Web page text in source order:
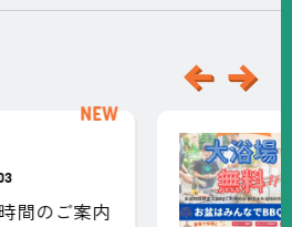
【お盆限定】京都・城陽で手
ぶらBBQ！大浴場無料キャン
着
記
事